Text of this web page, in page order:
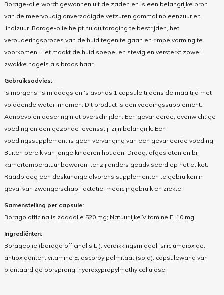
Borage-olie wordt gewonnen uit de zaden en is een belangrijke bron
van de meervoudig onverzadigde vetzuren gammalinoleenzuur en
linolzuur. Borage-olie helpt huiduitdroging te bestrijden, het
verouderingsproces van de huid tegen te gaan en rimpelvorming te
voorkomen. Het maakt de huid soepel en stevig en versterkt zowel
zwakke nagels als broos haar.
Gebruiksadvies:
's morgens, 's middags en 's avonds 1 capsule tijdens de maaltijd met
voldoende water innemen. Dit product is een voedingssupplement.
Aanbevolen dosering niet overschrijden. Een gevarieerde, evenwichtige
voeding en een gezonde levensstijl zijn belangrijk. Een
voedingssupplement is geen vervanging van een gevarieerde voeding.
Buiten bereik van jonge kinderen houden. Droog, afgesloten en bij
kamertemperatuur bewaren, tenzij anders geadviseerd op het etiket.
Raadpleeg een deskundige alvorens supplementen te gebruiken in
geval van zwangerschap, lactatie, medicijngebruik en ziekte.
Samenstelling per capsule:
Borago officinalis zaadolie 520 mg; Natuurlijke Vitamine E: 10 mg.
Ingrediënten:
Borageolie (borago officinalis L.), verdikkingsmiddel: siliciumdioxide,
antioxidanten: vitamine E, ascorbylpalmitaat (soja), capsulewand van
plantaardige oorsprong: hydroxypropylmethylcellulose.